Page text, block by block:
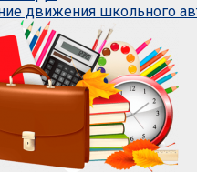
движения школьного